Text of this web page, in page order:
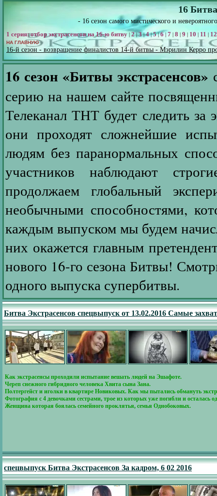
16
- 16 сезон самого мистического и
1 серия: отбор экстрасенсов на 16-ю битву | 2|3|4|5|6|7 | 8 | 9 | 10 | 11 | 12
НА ГЛАВНУЮ
16-й сезон - возвращение финалистов 14-й битвы - Мэрилин Керро
16 сезон «Битвы экстрасенсов»
серию на нашем сайте
Телеканал ТНТ будет следить за
они проходят сложнейшие
людям без паранормальных
участников наблюдают
продолжаем глобальный
необычными способностями,
каждым выпуском мы будем
них окажется главным
нового 16-го сезона Битвы!
одного выпуска супербитвы.
Битва Экстрасенсов спецвыпуск от 13.02.2016 Самые
Как экстрасенсы проходили испытание вешать людей на Эшафоте.
Череп снежного гибридного человека Хвита сына Зана.
Полтергейст и иголки в квартире Новиковых. Как мы пытались обмануть
Фотография с 4 девочками сестрами, трое из которых уже погибли и осталась
Женщина которая боялась семейного проклятья, семья Однобоковых.
спецвыпуск Битва Экстрасенсов За кадром, 6 02 2016